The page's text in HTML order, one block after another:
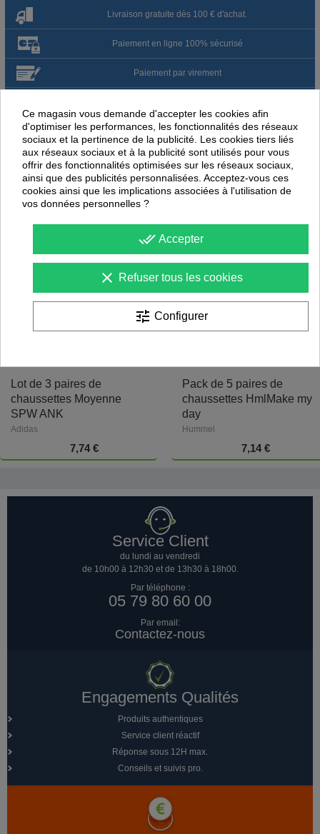
Livraison gratuite dès 100 € d'achat.
Paiement en ligne 100% sécurisé
Paiement par virement
NOUS PENSONS QUE CES ARTICLES
PEUVENT ÉGALEMENT VOUS INTÉRESSER
PROMOTION
-35%
Lot de 3 paires de
chaussettes Moyenne
SPW ANK
Adidas
7,74 €
PROMOTION
Pack de 5 paires de
chaussettes HmlMake my
day
Hummel
7,14 €
Service Client
du lundi au vendredi
de 10h00 à 12h30 et de 13h30 à 18h00.
Par téléphone :
05 79 80 60 00
Par email:
Contactez-nous
Engagements Qualités
Produits authentiques
Service client réactif
Réponse sous 12H max.
Conseils et suivis pro.
Ce magasin vous demande d'accepter les cookies afin
d'optimiser les performances, les fonctionnalités des réseaux
sociaux et la pertinence de la publicité. Les cookies tiers liés
aux réseaux sociaux et à la publicité sont utilisés pour vous
offrir des fonctionnalités optimisées sur les réseaux sociaux,
ainsi que des publicités personnalisées. Acceptez-vous ces
cookies ainsi que les implications associées à l'utilisation de
vos données personnelles ?
done_all Accepter
clear Refuser tous les cookies
tune Configurer